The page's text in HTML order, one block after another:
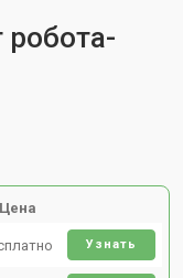
робота-
Цена
Узнать